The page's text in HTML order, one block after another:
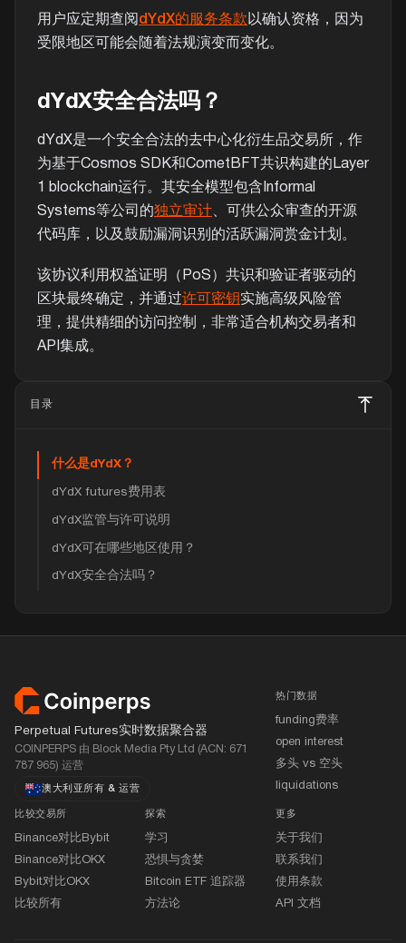
用户应定期查阅 dYdX的服务条款以确认资格，因为
受限地区可能会随着法规演变而变化。
dYdX安全合法吗？
dYdX是一个安全合法的去中心化衍生品交易所，作
为基于Cosmos SDK和CometBFT共识构建的Layer
1 blockchain运行。其安全模型包含Informal
Systems等公司的 独立审计、可供公众审查的开源
代码库，以及鼓励漏洞识别的活跃漏洞赏金计划。
该协议利用权益证明（PoS）共识和验证者驱动的
区块最终确定，并通过许可密钥 实施高级风险管
理，提供精细的访问控制，非常适合机构交易者和
API集成。
目录
什么是dYdX？
dYdX futures费用表
dYdX监管与许可说明
dYdX可在哪些地区使用？
dYdX安全合法吗？
页脚
Perpetual Futures实时数据聚合器
COINPERPS 由 Block Media Pty Ltd (ACN: 671
787 965) 运营
澳大利亚所有 & 运营
热门数据
funding费率
open interest
多头 vs 空头
liquidations
比较交易所
Binance对比Bybit
Binance对比OKX
Bybit对比OKX
比较所有
探索
学习
恐惧与贪婪
Bitcoin ETF 追踪器
方法论
更多
关于我们
联系我们
使用条款
API 文档